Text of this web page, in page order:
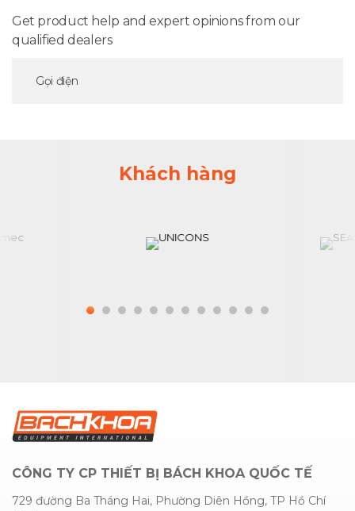
Get product help and expert opinions from our
qualified dealers
Gọi điện
Khách hàng
CÔNG TY CP THIẾT BỊ BÁCH KHOA QUỐC TẾ
729 đường Ba Tháng Hai, Phường Diên Hồng, TP Hồ Chí